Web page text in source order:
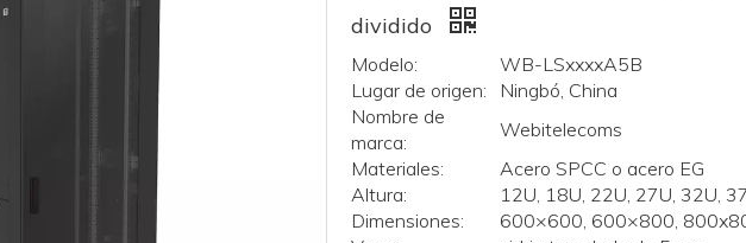
dividido
Modelo:
WB-LSxxxxA5B
Lugar de origen:
Ningbó, China
Nombre de
marca:
Webitelecoms
Materiales:
Acero SPCC o acero EG
Altura:
12U, 18U, 22U, 27U, 32U,
Dimensiones:
600×600, 600×800,